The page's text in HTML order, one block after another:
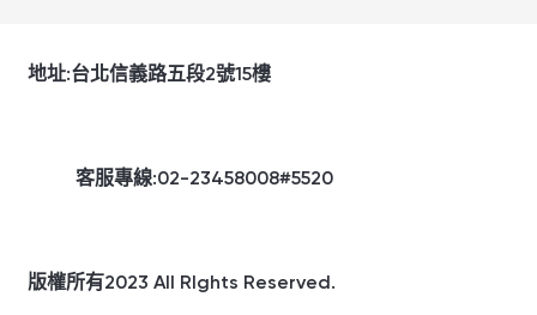
版權所有2023 All Rlghts Reserved.
客服專線:02-23458008#5520
地址:台北信義路五段2號15樓